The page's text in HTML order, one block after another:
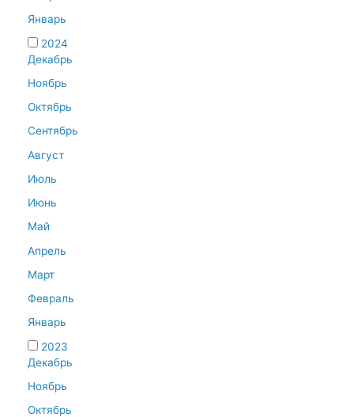
Январь
2024
Декабрь
Ноябрь
Октябрь
Сентябрь
Август
Июль
Июнь
Май
Апрель
Март
Февраль
Январь
2023
Декабрь
Ноябрь
Октябрь